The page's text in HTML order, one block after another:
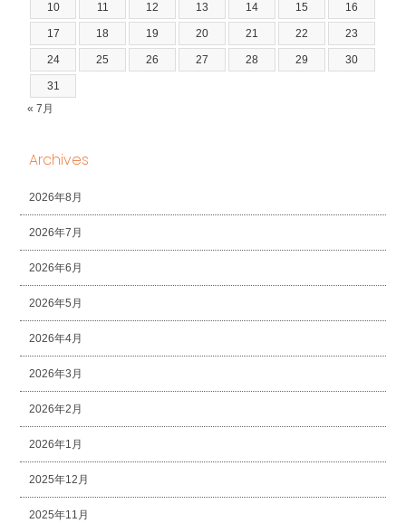
10 11 12 13 14 15 16
17 18 19 20 21 22 23
24 25 26 27 28 29 30
31
« 7月
Archives
2026年8月
2026年7月
2026年6月
2026年5月
2026年4月
2026年3月
2026年2月
2026年1月
2025年12月
2025年11月